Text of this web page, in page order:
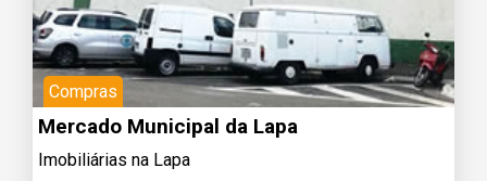
Compras
Mercado Municipal da Lapa
Imobiliárias na Lapa